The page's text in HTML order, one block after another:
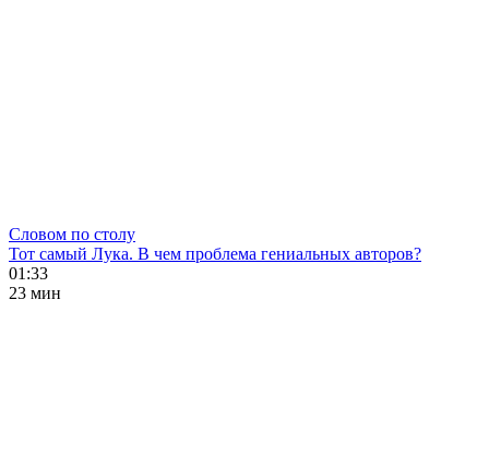
Словом по столу
Тот самый Лука. В чем проблема гениальных авторов?
01:33
23 мин